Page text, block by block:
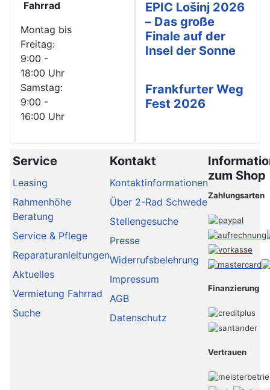
Fahrrad
Montag bis
Freitag:
9:00 -
18:00 Uhr
Samstag:
9:00 -
16:00 Uhr
EPIC Lošinj 2026
– Das große
Finale auf der
Insel der Sonne
Frankfurter Weg
Fest 2026
Service
Leasing
Rahmenhöhe
Beratung
Service & Pflege
Reparaturanleitungen
Aktuelles
Vermietung Fahrrad
Suche
Kontakt
Kontaktinformationen
Über 2-Rad Schwede
Stellengesuche
Presse
Widerrufsbelehrung
Impressum
AGB
Datenschutz
zum Shop
Zahlungsarten
Finanzierung
Vertrauen